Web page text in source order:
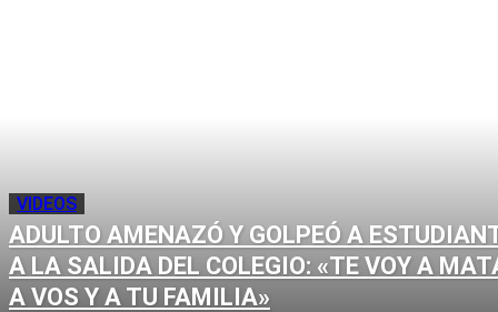
VIDEOS
ADULTO AMENAZÓ Y GOLPEÓ A
A LA SALIDA DEL COLEGIO: «TE VOY A
A VOS Y A TU FAMILIA»